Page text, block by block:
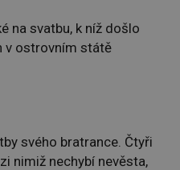
na svatbu, k níž došlo
v ostrovním státě
svého bratrance. Čtyři
nimiž nechybí nevěsta,